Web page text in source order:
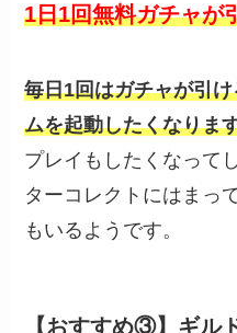
1日1回無料ガチャが
毎日1回はガチャが引
ムを起動したくなりま
プレイもしたくなって
ターコレクトにはまっ
もいるようです。
【おすすめ③】ギル